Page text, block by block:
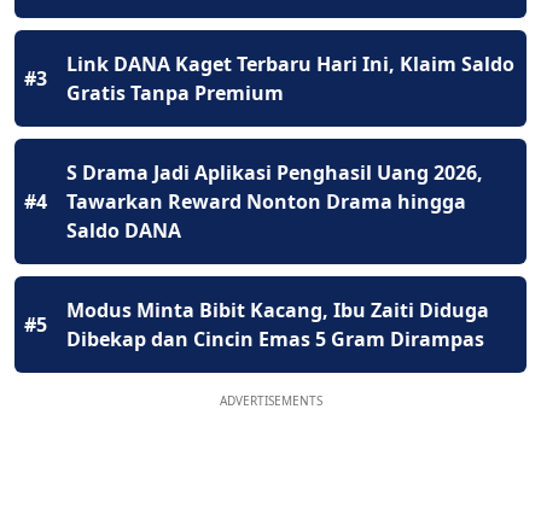
#3
Link DANA Kaget Terbaru Hari Ini, Klaim Saldo
Gratis Tanpa Premium
#4
S Drama Jadi Aplikasi Penghasil Uang 2026,
Tawarkan Reward Nonton Drama hingga
Saldo DANA
#5
Modus Minta Bibit Kacang, Ibu Zaiti Diduga
Dibekap dan Cincin Emas 5 Gram Dirampas
ADVERTISEMENTS